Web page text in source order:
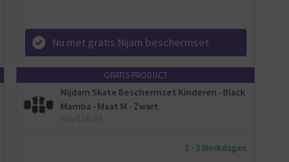
Nu met gratis Nijam beschermset
GRATIS PRODUCT
Nijdam Skate Beschermset Kinderen - Black
Mamba - Maat M - Zwart
1 - 3 Werkdagen